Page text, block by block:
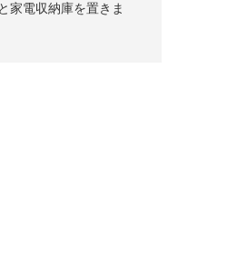
家電収納庫を置きま